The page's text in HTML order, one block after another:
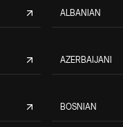
ALBANIAN
AZERBAIJANI
BOSNIAN